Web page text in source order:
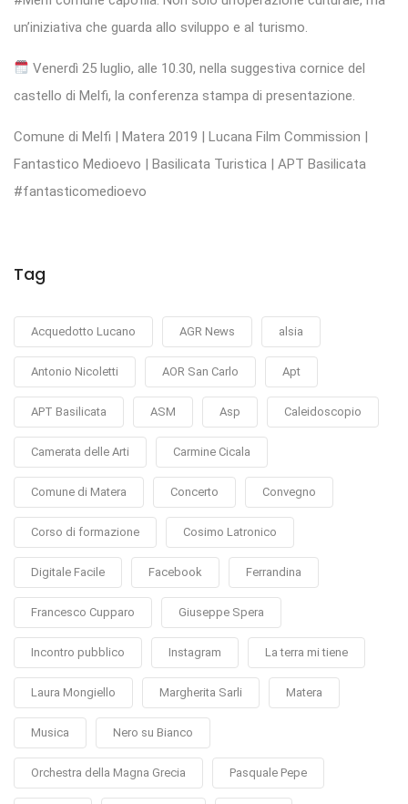
un’iniziativa che guarda allo sviluppo e al turismo.
Venerdì 25 luglio, alle 10.30, nella suggestiva cornice del
castello di Melfi, la conferenza stampa di presentazione.
Comune di Melfi | Matera 2019 | Lucana Film Commission |
Fantastico Medioevo | Basilicata Turistica | APT Basilicata
#fantasticomedioevo
Tag
Acquedotto Lucano AGR News alsia
Antonio Nicoletti AOR San Carlo Apt
APT Basilicata ASM Asp Caleidoscopio
Camerata delle Arti Carmine Cicala
Comune di Matera Concerto Convegno
Corso di formazione Cosimo Latronico
Digitale Facile Facebook Ferrandina
Francesco Cupparo Giuseppe Spera
Incontro pubblico Instagram La terra mi tiene
Laura Mongiello Margherita Sarli Matera
Musica Nero su Bianco
Orchestra della Magna Grecia Pasquale Pepe